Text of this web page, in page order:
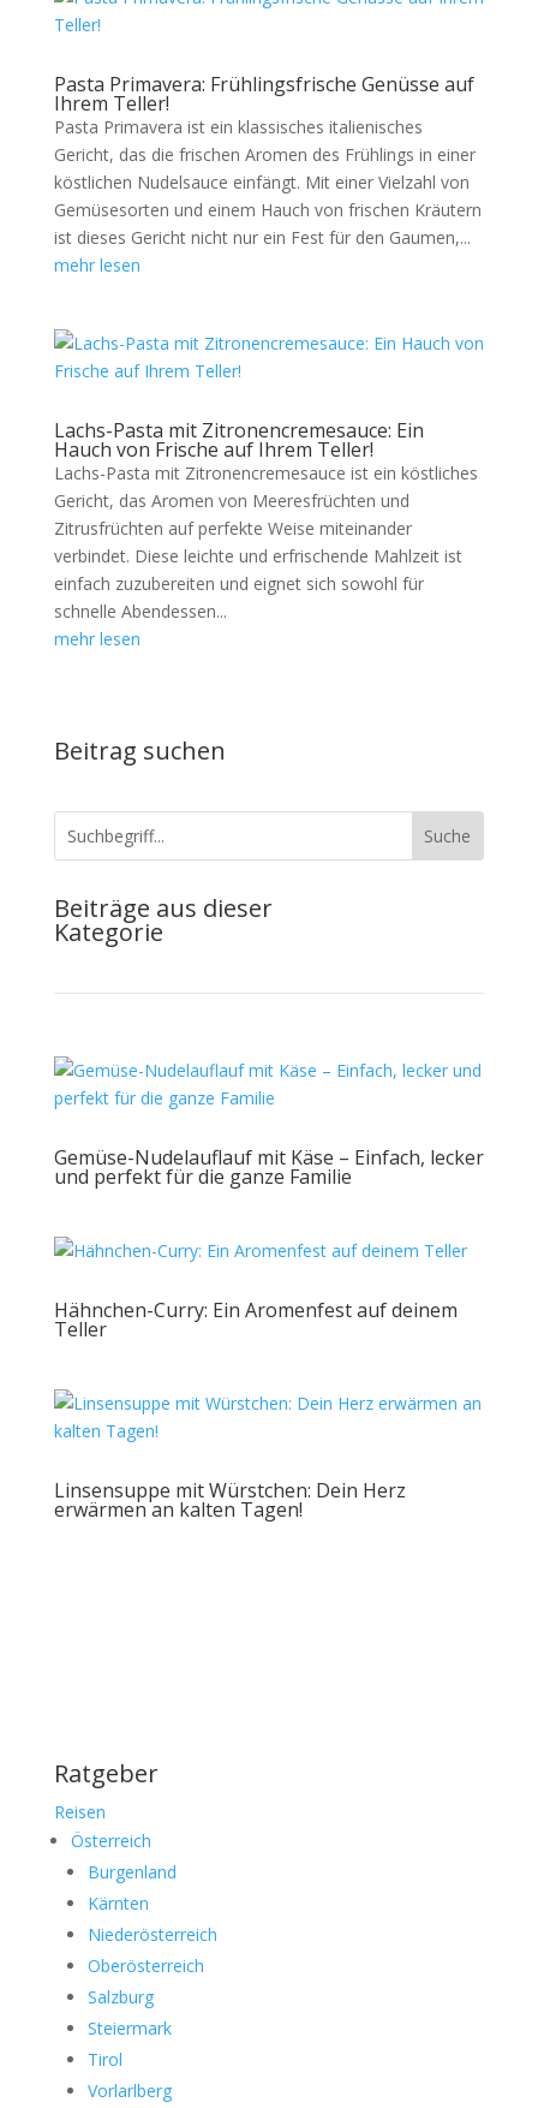
Pasta Primavera: Frühlingsfrische Genüsse auf
Ihrem Teller!
Pasta Primavera ist ein klassisches italienisches
Gericht, das die frischen Aromen des Frühlings in einer
köstlichen Nudelsauce einfängt. Mit einer Vielzahl von
Gemüsesorten und einem Hauch von frischen Kräutern
ist dieses Gericht nicht nur ein Fest für den Gaumen,...
mehr lesen
Lachs-Pasta mit Zitronencremesauce: Ein
Hauch von Frische auf Ihrem Teller!
Lachs-Pasta mit Zitronencremesauce ist ein köstliches
Gericht, das Aromen von Meeresfrüchten und
Zitrusfrüchten auf perfekte Weise miteinander
verbindet. Diese leichte und erfrischende Mahlzeit ist
einfach zuzubereiten und eignet sich sowohl für
schnelle Abendessen...
mehr lesen
Beitrag suchen
Beiträge aus dieser
Kategorie
Gemüse-Nudelauflauf mit Käse – Einfach, lecker
und perfekt für die ganze Familie
Hähnchen-Curry: Ein Aromenfest auf deinem
Teller
Linsensuppe mit Würstchen: Dein Herz
erwärmen an kalten Tagen!
Ratgeber
Reisen
Österreich
Burgenland
Kärnten
Niederösterreich
Oberösterreich
Salzburg
Steiermark
Tirol
Vorlarlberg